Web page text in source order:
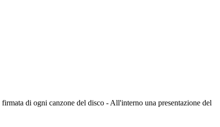
di ogni canzone del disco - All'interno una presentazione del